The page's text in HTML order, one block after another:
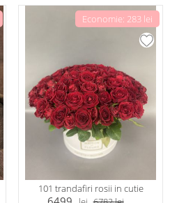
Economie: 283 lei
101 trandafiri rosii in cutie